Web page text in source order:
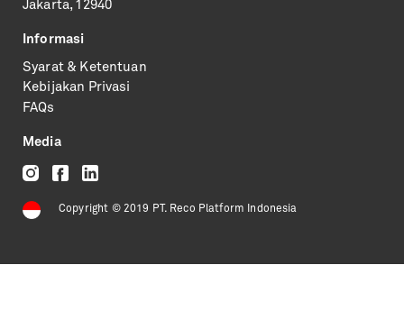
Jakarta, 12940
Informasi
Syarat & Ketentuan
Kebijakan Privasi
FAQs
Media
Copyright © 2019 PT. Reco Platform Indonesia